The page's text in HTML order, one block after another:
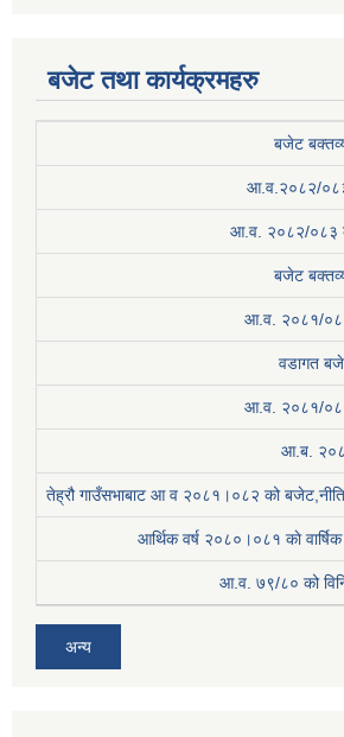
बजेट तथा कार्यक्रमहरु
बजेट
आ.व.२०८२/०८३
आ.व. २०८२/०८३
बजेट
आ.व. २०८१/
वडागत
आ.व. २०८१/
आ.ब.
तेह्रौ गाउँसभाबाट आ व २०८१।०८२ को बजेट,नीति
आर्थिक वर्ष २०८०।०८१ काे
आ.व. ७९/८० को
अन्य